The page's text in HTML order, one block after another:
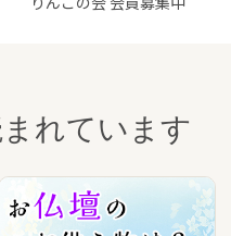
れています